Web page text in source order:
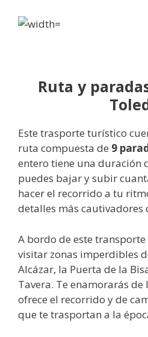
Ruta y
Este trasporte turístico
ruta compuesta de 9
entero tiene una duración
puedes bajar y subir
hacer el recorrido a tu
detalles más cautivadores
A bordo de este
visitar zonas imperdibles
Alcázar, la Puerta de la
Tavera. Te enamorarás de
ofrece el recorrido y de
que te trasportan a la